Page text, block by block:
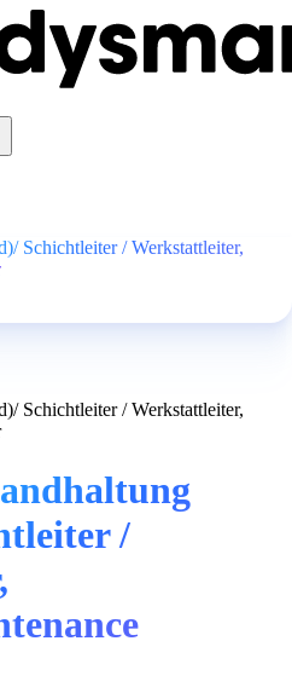
Schichtleiter / Werkstattleiter,
Schichtleiter / Werkstattleiter,
/